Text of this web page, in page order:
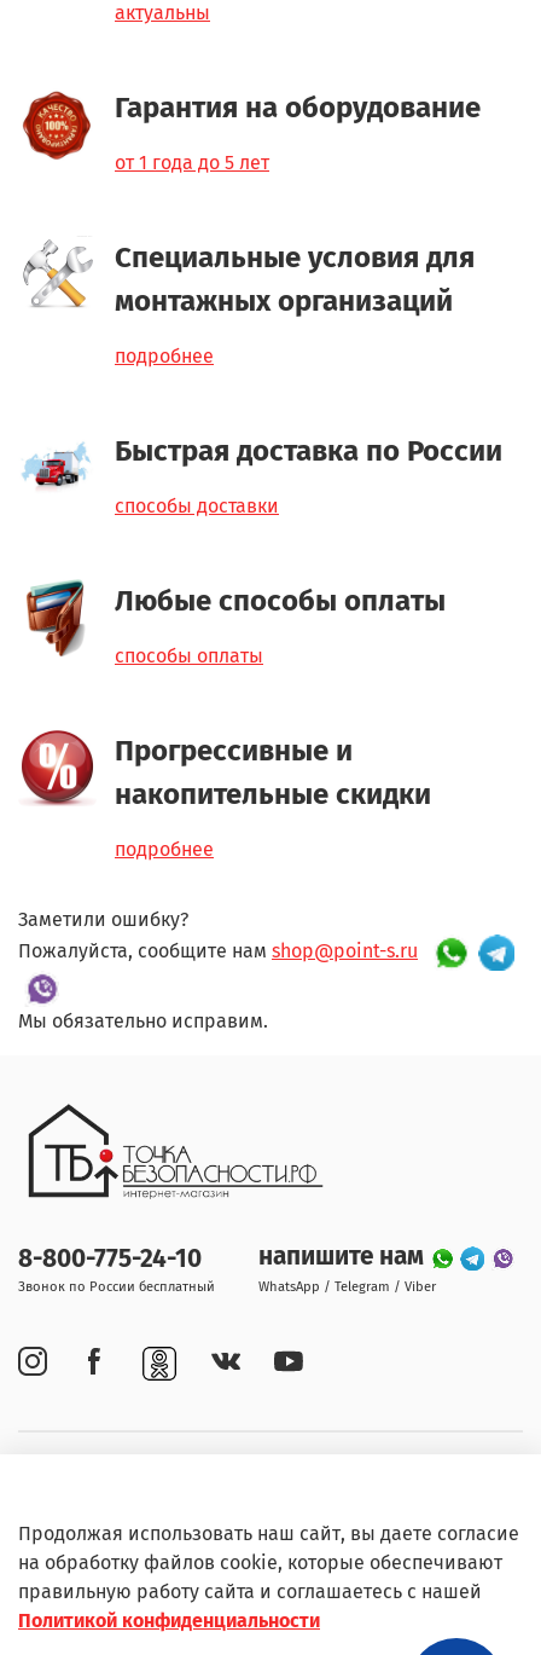
актуальны
Гарантия на оборудование
от 1 года до 5 лет
Специальные условия для
монтажных организаций
подробнее
Быстрая доставка по России
способы доставки
Любые способы оплаты
способы оплаты
Прогрессивные и
накопительные скидки
подробнее
Заметили ошибку?
Пожалуйста, сообщите нам shop@point-s.ru
Мы обязательно исправим.
Информация
8-800-775-24-10
Звонок по России бесплатный
напишите нам
WhatsApp / Telegram / Viber
Продолжая использовать наш сайт, вы даете согласие
на обработку файлов cookie, которые обеспечивают
правильную работу сайта и соглашаетесь с нашей
Политикой конфиденциальности